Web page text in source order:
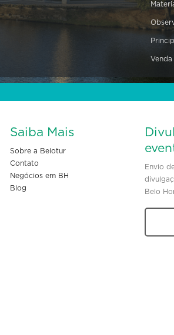
Venda
Saiba Mais
Sobre a Belotur
Contato
Negócios em BH
Blog
Envio
Belo